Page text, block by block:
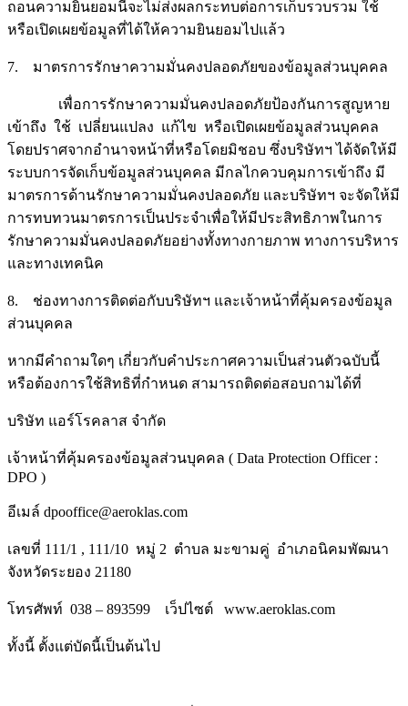
ถอนความยินยอมนี้จะไม่ส่งผลกระทบต่อการเก็บรวบรวม ใช้
หรือเปิดเผยข้อมูลที่ได้ให้ความยินยอมไปแล้ว
7. มาตรการรักษาความมั่นคงปลอดภัยของข้อมูลส่วนบุคคล
เพื่อการรักษาความมั่นคงปลอดภัยป้องกันการสูญหาย
เข้าถึง ใช้ เปลี่ยนแปลง แก้ไข หรือเปิดเผยข้อมูลส่วนบุคคล
โดยปราศจากอำนาจหน้าที่หรือโดยมิชอบ ซึ่งบริษัทฯ ได้จัดให้มี
ระบบการจัดเก็บข้อมูลส่วนบุคคล มีกลไกควบคุมการเข้าถึง มี
มาตรการด้านรักษาความมั่นคงปลอดภัย และบริษัทฯ จะจัดให้มี
การทบทวนมาตรการเป็นประจำเพื่อให้มีประสิทธิภาพในการ
รักษาความมั่นคงปลอดภัยอย่างทั้งทางกายภาพ ทางการบริหาร
และทางเทคนิค
8. ช่องทางการติดต่อกับบริษัทฯ และเจ้าหน้าที่คุ้มครองข้อมูล
ส่วนบุคคล
หากมีคำถามใดๆ เกี่ยวกับคำประกาศความเป็นส่วนตัวฉบับนี้
หรือต้องการใช้สิทธิที่กำหนด สามารถติดต่อสอบถามได้ที่
บริษัท แอร์โรคลาส จำกัด
เจ้าหน้าที่คุ้มครองข้อมูลส่วนบุคคล ( Data Protection Officer :
DPO )
อีเมล์ dpooffice@aeroklas.com
เลขที่ 111/1 , 111/10 หมู่ 2 ตำบล มะขามคู่ อำเภอนิคมพัฒนา
จังหวัดระยอง 21180
โทรศัพท์ 038 – 893599 เว็ปไซต์ www.aeroklas.com
ทั้งนี้ ตั้งแต่บัดนี้เป็นต้นไป